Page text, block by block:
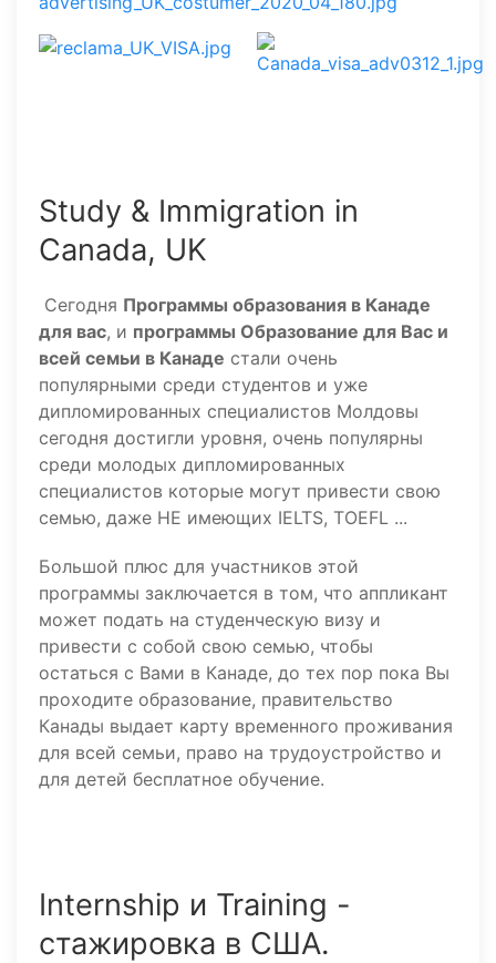
Study & Immigration in
Canada, UK
Сегодня Программы образования в Канаде
для вас, и программы Oбразование для Вас и
всей семьи в Канаде стали очень
популярными среди студентов и уже
дипломированных специалистов Молдовы
сегодня достигли уровня, очень популярны
среди молодых дипломированных
специалистов которые могут привести свою
семью, даже НЕ имеющих IELTS, TOEFL ...
Большой плюс для участников этой
программы заключается в том, что аппликант
может подать на студенческую визу и
привести с собой свою семью, чтобы
остаться с Вами в Канаде, до тех пор пока Вы
проходите образование, правительство
Канады выдает карту временного проживания
для всей семьи, право на трудоустройство и
для детей бесплатное обучение.
Internship и Training -
стажировка в США.